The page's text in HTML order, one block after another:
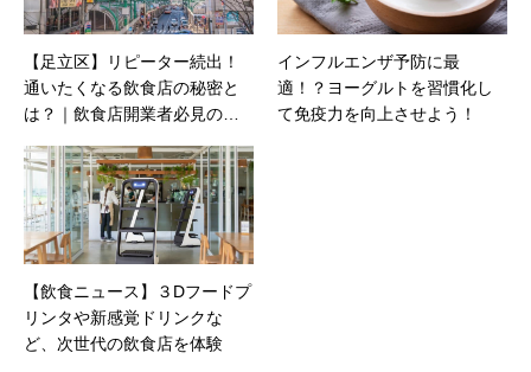
【足立区】リピーター続出！
通いたくなる飲食店の秘密と
は？｜飲食店開業者必見の成
インフルエンザ予防に最
適！？ヨーグルトを習慣化し
て免疫力を向上させよう！
【飲食ニュース】３Dフードプ
リンタや新感覚ドリンクな
ど、次世代の飲食店を体験